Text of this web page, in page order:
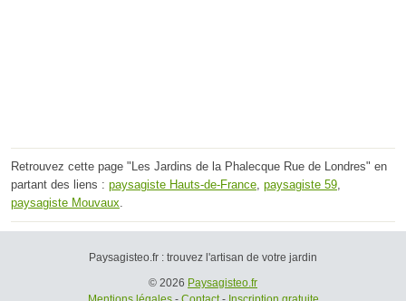
Retrouvez cette page "Les Jardins de la Phalecque Rue de Londres" en
partant des liens : paysagiste Hauts-de-France paysagiste 59
paysagiste Mouvaux
Paysagisteo.fr : trouvez l'artisan de votre jardin
© 2026 Paysagisteo.fr